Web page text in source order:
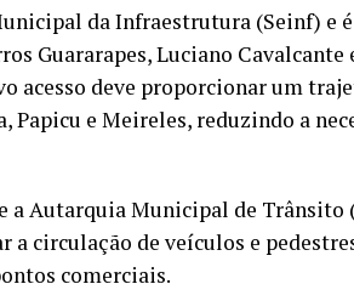
da Infraestrutura (Seinf) e
Guararapes, Luciano Cavalcante
acesso deve proporcionar um
Papicu e Meireles, reduzindo a
a Autarquia Municipal de
circulação de veículos e
comerciais.